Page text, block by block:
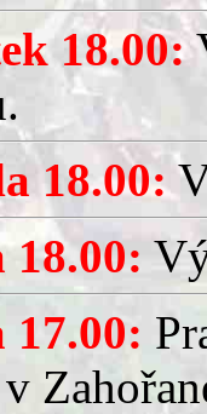
18.00:
18.00:
18.00:
17.00: